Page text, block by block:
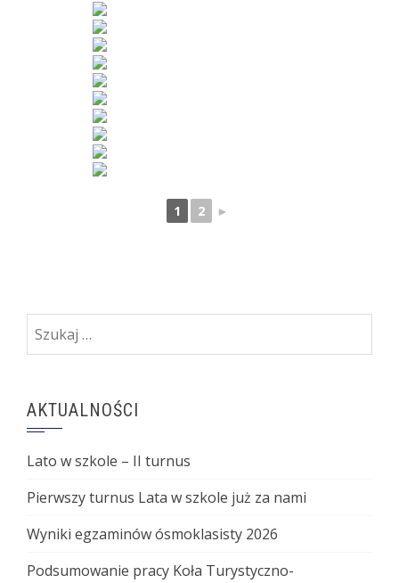
1 2 ►
Szukaj:
AKTUALNOŚCI
Lato w szkole – II turnus
Pierwszy turnus Lata w szkole już za nami
Wyniki egzaminów ósmoklasisty 2026
Podsumowanie pracy Koła Turystyczno-